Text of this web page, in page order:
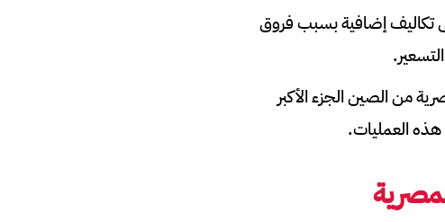
تكاليف إضافية بسبب فروق
من الصين الجزء الأكبر